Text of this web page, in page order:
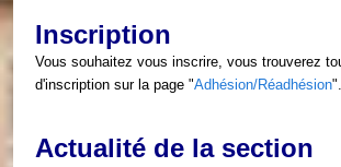
Inscription
Vous souhaitez vous inscrire, vous trouverez
d'inscription sur la page "Adhésion/Réadhésion".
Actualité de la section